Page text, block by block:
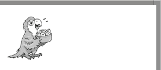
679,00 €*
netto:570,59 €
Am Lager